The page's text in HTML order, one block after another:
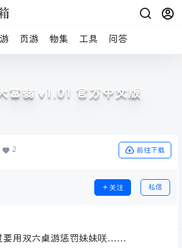
页游 物集 工具 问答
富翁 v1.01 官方中文版
2 前往下载
关注 私信
要用双六桌游惩罚妹妹咲……